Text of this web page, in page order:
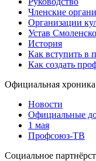
Членские
Организации
Устав
История
Как вступить в
Как создать
Официальная хроника
Новости
Официальные
1 мая
Профсоюз-ТВ
Социальное